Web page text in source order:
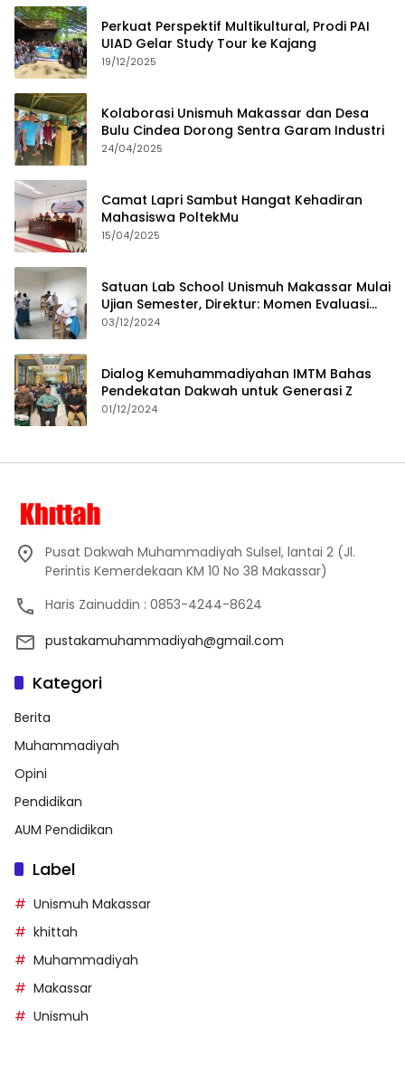
Perkuat Perspektif Multikultural, Prodi PAI
UIAD Gelar Study Tour ke Kajang
19/12/2025
Kolaborasi Unismuh Makassar dan Desa
Bulu Cindea Dorong Sentra Garam Industri
24/04/2025
Camat Lapri Sambut Hangat Kehadiran
Mahasiswa PoltekMu
15/04/2025
Satuan Lab School Unismuh Makassar Mulai
Ujian Semester, Direktur: Momen Evaluasi
Proses Pembelajaran
03/12/2024
Dialog Kemuhammadiyahan IMTM Bahas
Pendekatan Dakwah untuk Generasi Z
01/12/2024
Pusat Dakwah Muhammadiyah Sulsel, lantai 2 (Jl.
Perintis Kemerdekaan KM 10 No 38 Makassar)
Haris Zainuddin : 0853-4244-8624
pustakamuhammadiyah@gmail.com
Kategori
Berita
Muhammadiyah
Opini
Pendidikan
AUM Pendidikan
Label
Unismuh Makassar
khittah
Muhammadiyah
Makassar
Unismuh